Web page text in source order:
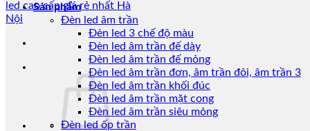
Sản phẩm
Đèn led âm trần
Đèn led 3 chế độ màu
Đèn led âm trần đế dày
Đèn led âm trần đế mỏng
Đèn led âm trần đơn, âm trần đôi, âm trần 3
Đèn led âm trần khối đúc
Đèn led âm trần mặt cong
Đèn led âm trần siêu mỏng
Đèn led ốp trần